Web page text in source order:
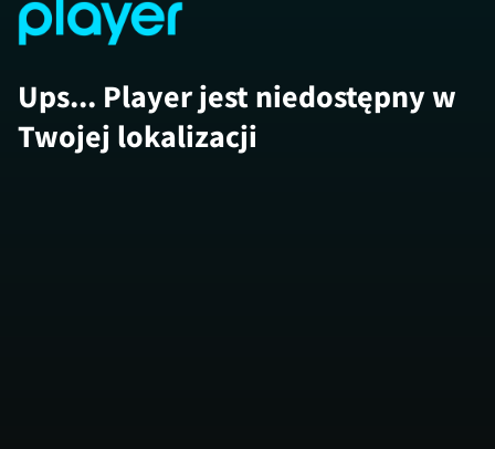
Ups... Player jest niedostępny w
Twojej lokalizacji